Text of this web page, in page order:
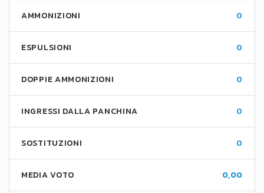
AMMONIZIONI 0
ESPULSIONI 0
DOPPIE AMMONIZIONI 0
INGRESSI DALLA PANCHINA 0
SOSTITUZIONI 0
MEDIA VOTO 0,00